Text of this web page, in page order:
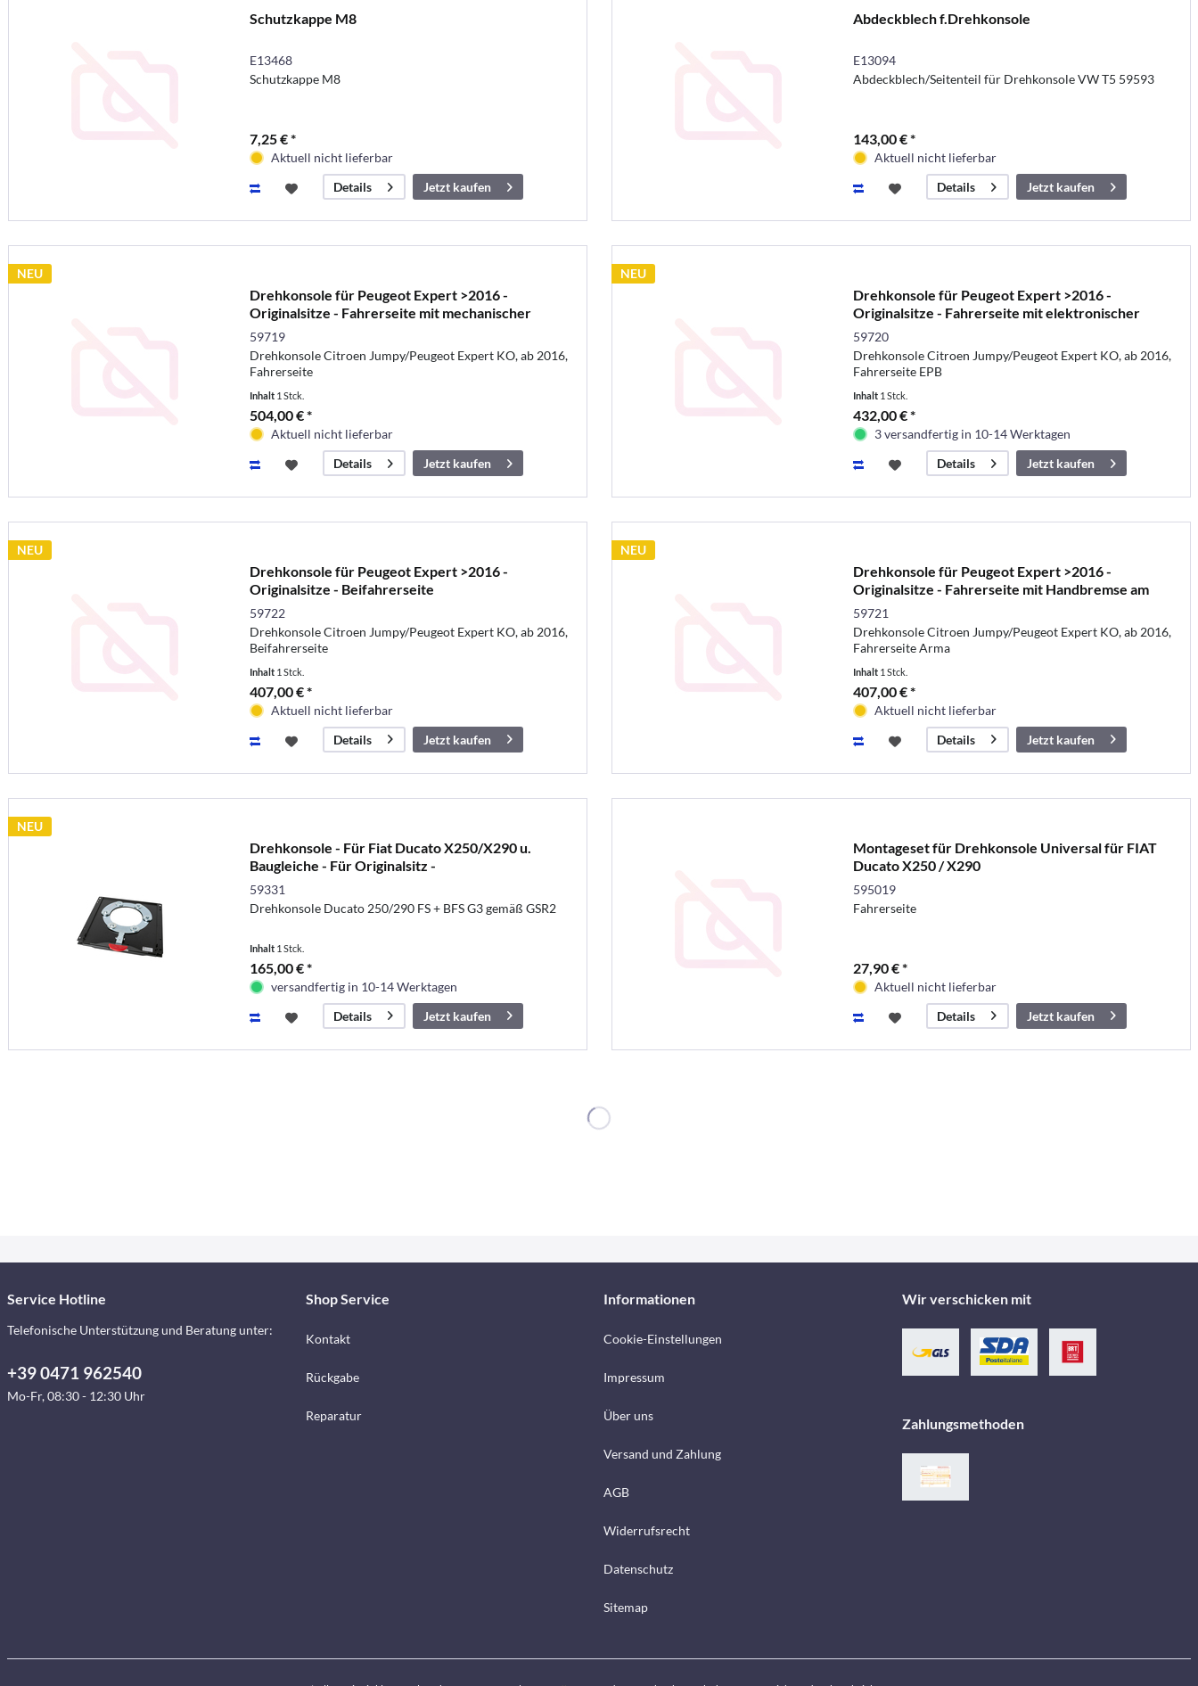
Schutzkappe M8
E13468
Schutzkappe M8
7,25 € *
Aktuell nicht lieferbar
Details
Jetzt kaufen
Abdeckblech f.Drehkonsole
E13094
Abdeckblech/Seitenteil für Drehkonsole VW T5 59593
143,00 € *
Aktuell nicht lieferbar
Details
Jetzt kaufen
NEU
Drehkonsole für Peugeot Expert >2016 -
Originalsitze - Fahrerseite mit mechanischer
Handbremse
59719
Drehkonsole Citroen Jumpy/Peugeot Expert KO, ab 2016,
Fahrerseite
Inhalt 1 Stck.
504,00 € *
Aktuell nicht lieferbar
Details
Jetzt kaufen
NEU
Drehkonsole für Peugeot Expert >2016 -
Originalsitze - Fahrerseite mit elektronischer
Handbremse
59720
Drehkonsole Citroen Jumpy/Peugeot Expert KO, ab 2016,
Fahrerseite EPB
Inhalt 1 Stck.
432,00 € *
3 versandfertig in 10-14 Werktagen
Details
Jetzt kaufen
NEU
Drehkonsole für Peugeot Expert >2016 -
Originalsitze - Beifahrerseite
59722
Drehkonsole Citroen Jumpy/Peugeot Expert KO, ab 2016,
Beifahrerseite
Inhalt 1 Stck.
407,00 € *
Aktuell nicht lieferbar
Details
Jetzt kaufen
NEU
Drehkonsole für Peugeot Expert >2016 -
Originalsitze - Fahrerseite mit Handbremse am
Armaturenbre
59721
Drehkonsole Citroen Jumpy/Peugeot Expert KO, ab 2016,
Fahrerseite Arma
Inhalt 1 Stck.
407,00 € *
Aktuell nicht lieferbar
Details
Jetzt kaufen
NEU
Drehkonsole - Für Fiat Ducato X250/X290 u.
Baugleiche - Für Originalsitz -
Fahrer-/Beifahrerseite
59331
Drehkonsole Ducato 250/290 FS + BFS G3 gemäß GSR2
Inhalt 1 Stck.
165,00 € *
versandfertig in 10-14 Werktagen
Details
Jetzt kaufen
Montageset für Drehkonsole Universal für FIAT
Ducato X250 / X290
595019
Fahrerseite
27,90 € *
Aktuell nicht lieferbar
Details
Jetzt kaufen
Service Hotline
Telefonische Unterstützung und Beratung unter:
+39 0471 962540
Mo-Fr, 08:30 - 12:30 Uhr
Shop Service
Kontakt
Rückgabe
Reparatur
Informationen
Cookie-Einstellungen
Impressum
Über uns
Versand und Zahlung
AGB
Widerrufsrecht
Datenschutz
Sitemap
Wir verschicken mit
Zahlungsmethoden